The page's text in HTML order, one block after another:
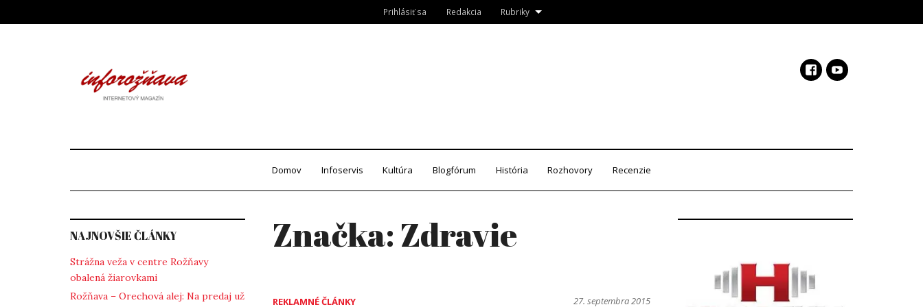
to
Prihlásiť sa Redakcia Rubriky
Domov Infoservis Kultúra Blogfórum História Rozhovory Recenzie
Značka: Zdravie
REKLAMNÉ ČLÁNKY 27. septembra 2015
NAJNOVŠIE ČLÁNKY
Strážna veža v centre Rožňavy
obalená žiarovkami
Rožňava – Orechová alej: Na predaj už